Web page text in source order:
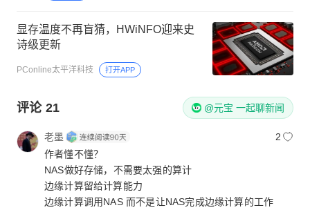
显存温度不再盲猜，HWiNFO迎来史
诗级更新
PConline太平洋科技 打开APP
评论 21 @元宝 一起聊新闻
老墨
2
作者懂不懂？
NAS做好存储，不需要太强的算计
边缘计算留给计算能力
边缘计算调用NAS 而不是让NAS完成边缘计算的工作